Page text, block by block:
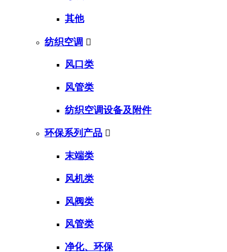
其他
纺织空调 
风口类
风管类
纺织空调设备及附件
环保系列产品 
末端类
风机类
风阀类
风管类
净化、环保